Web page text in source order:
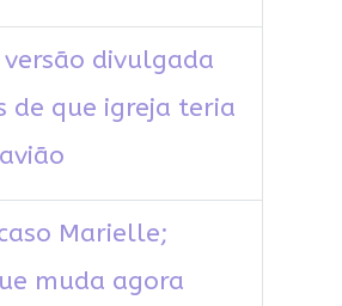
versão divulgada
de que igreja teria
Marielle;
muda agora